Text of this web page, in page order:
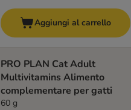
Aggiungi al carrello
PRO PLAN Cat Adult
Multivitamins Alimento
complementare per gatti
60 g